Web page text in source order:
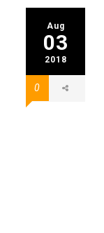
Aug
03
2018
0